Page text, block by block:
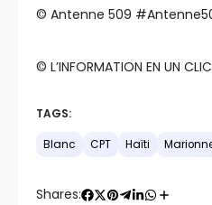
©️ Antenne 509
©️ L’INFORMATION EN UN
TAGS:
Blanc CPT Haïti
Shares: